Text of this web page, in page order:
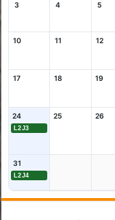
3 4 5
10 11 12
17 18 19
24
L2J3
25 26
31
L2J4